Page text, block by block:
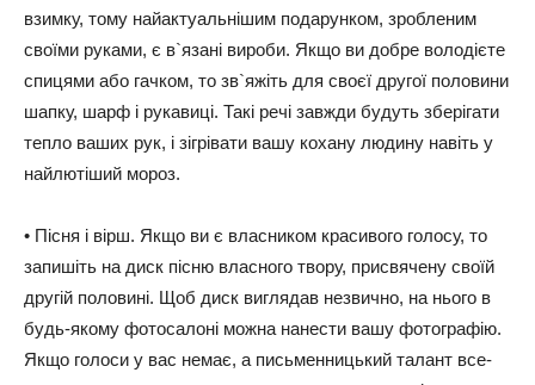
взимку, тому найактуальнішим подарунком, зробленим
своїми руками, є в`язані вироби. Якщо ви добре володієте
спицями або гачком, то зв`яжіть для своєї другої половини
шапку, шарф і рукавиці. Такі речі завжди будуть зберігати
тепло ваших рук, і зігрівати вашу кохану людину навіть у
найлютіший мороз.
• Пісня і вірш. Якщо ви є власником красивого голосу, то
запишіть на диск пісню власного твору, присвячену своїй
другій половині. Щоб диск виглядав незвично, на нього в
будь-якому фотосалоні можна нанести вашу фотографію.
Якщо голоси у вас немає, а письменницький талант все-